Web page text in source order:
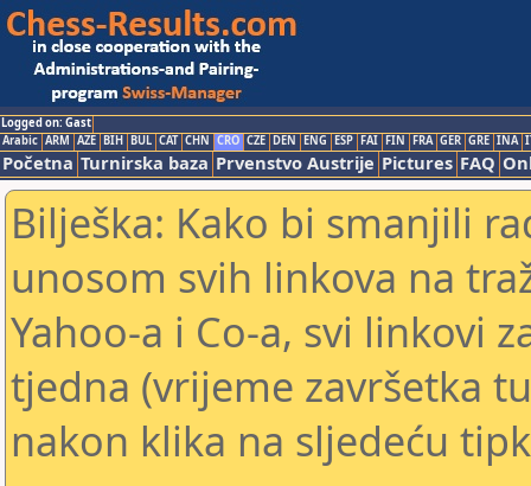
Logged on: Gast
Arabic ARM AZE BIH BUL CAT CHN CRO CZE DEN ENG ESP FAI FIN FRA GER GRE INA
Početna Turnirska baza Prvenstvo Austrije Pictures FAQ
Bilješka: Kako bi smanjili
unosom svih linkova na
Yahoo-a i Co-a, svi linkovi
tjedna (vrijeme završetka
nakon klika na sljedeću